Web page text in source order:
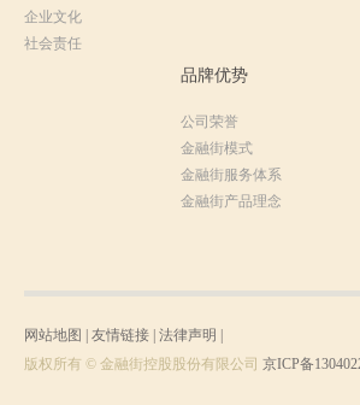
企业文化
社会责任
品牌优势
公司荣誉
金融街模式
金融街服务体系
金融街产品理念
网站地图 友情链接 法律声明
版权所有 © 金融街控股股份有限公司 京ICP备